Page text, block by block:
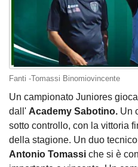
Fanti -Tomassi Binomiovincente
Un campionato Juniores
dall' Academy Sabotino. Un
sotto controllo, con la vittoria
della stagione. Un duo
Antonio Tomassi che si è